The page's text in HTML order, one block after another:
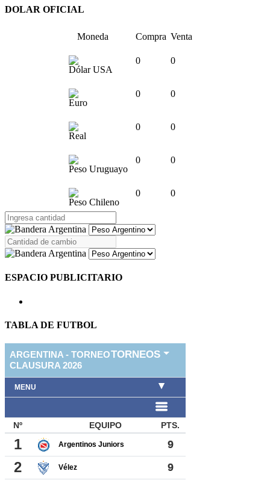
DOLAR OFICIAL
Moneda Compra Venta
Dólar USA
0 0
Euro
0 0
Real
0 0
Peso Uruguayo
0 0
Peso Chileno
0 0
ESPACIO PUBLICITARIO
TABLA DE FUTBOL